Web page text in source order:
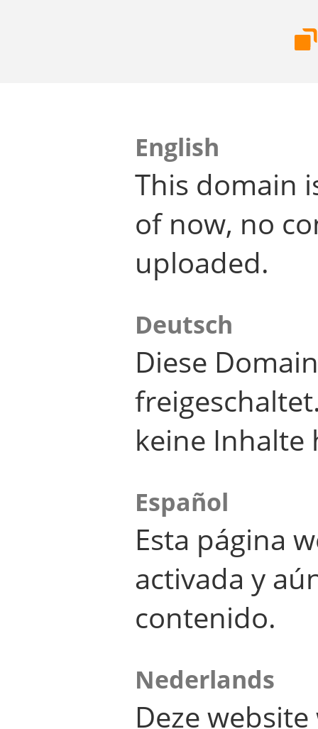
English
This domain
of now, no
uploaded.
Deutsch
Diese
keine Inhalte
Español
Esta página
activada y
contenido.
Nederlands
Deze